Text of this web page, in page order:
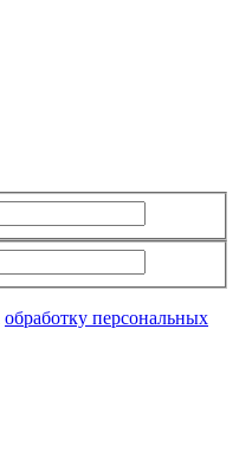
обработку персональных